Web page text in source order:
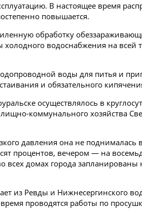
В настоящее время
повышается.
обработку
водоснабжения на всей
воды для питья и
и обязательного
осуществлялось в
коммунального хозяйства
давления она не поднималась
процентов, вечером — на
домах города запланированы
из Ревды и Нижнесергинского
проводятся работы по